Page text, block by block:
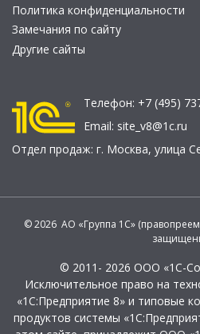
Политика конфиденциальности
Замечания по сайту
Другие сайты
Телефон: +7 (495)
Email: site_v8@1c.ru
Отдел продаж: г. Москва, улица
© 2026 АО «Группа 1С»
© 2011- 2026 ООО «1С-
Исключительное право на
«1С:Предприятие 8» и типовые
продуктов системы